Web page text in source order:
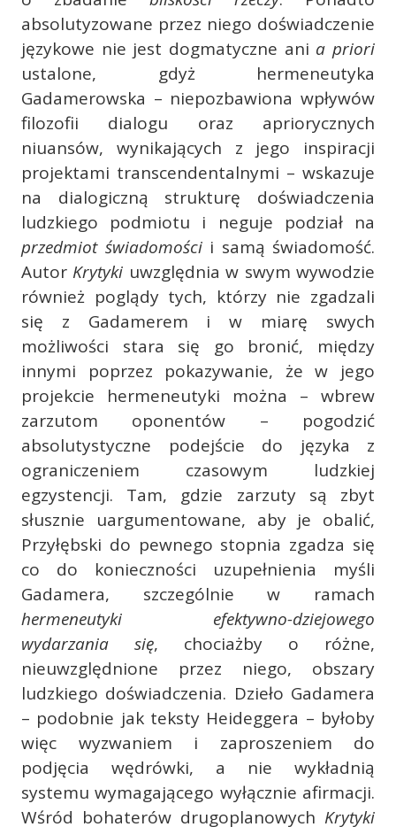
absolutyzowane przez niego doświadczenie
językowe nie jest dogmatyczne ani a priori
ustalone, gdyż hermeneutyka
Gadamerowska – niepozbawiona wpływów
filozofii dialogu oraz apriorycznych
niuansów, wynikających z jego inspiracji
projektami transcendentalnymi – wskazuje
na dialogiczną strukturę doświadczenia
ludzkiego podmiotu i neguje podział na
przedmiot świadomości i samą świadomość.
Autor Krytyki uwzględnia w swym wywodzie
również poglądy tych, którzy nie zgadzali
się z Gadamerem i w miarę swych
możliwości stara się go bronić, między
innymi poprzez pokazywanie, że w jego
projekcie hermeneutyki można – wbrew
zarzutom oponentów – pogodzić
absolutystyczne podejście do języka z
ograniczeniem czasowym ludzkiej
egzystencji. Tam, gdzie zarzuty są zbyt
słusznie uargumentowane, aby je obalić,
Przyłębski do pewnego stopnia zgadza się
co do konieczności uzupełnienia myśli
Gadamera, szczególnie w ramach
hermeneutyki efektywno-dziejowego
wydarzania się, chociażby o różne,
nieuwzględnione przez niego, obszary
ludzkiego doświadczenia. Dzieło Gadamera
– podobnie jak teksty Heideggera – byłoby
więc wyzwaniem i zaproszeniem do
podjęcia wędrówki, a nie wykładnią
systemu wymagającego wyłącznie afirmacji.
Wśród bohaterów drugoplanowych Krytyki